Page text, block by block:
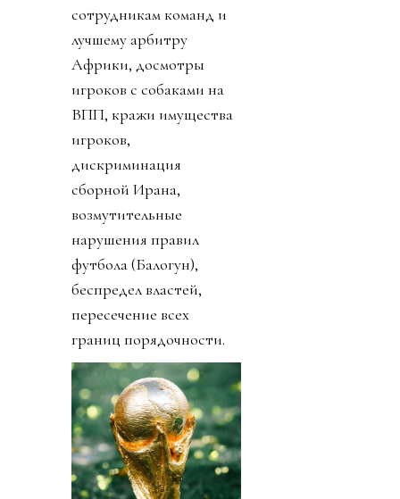
сотрудникам команд и
лучшему арбитру
Африки, досмотры
игроков с собаками на
ВПП, кражи имущества
игроков,
дискриминация
сборной Ирана,
возмутительные
нарушения правил
футбола (Балогун),
беспредел властей,
пересечение всех
границ порядочности.